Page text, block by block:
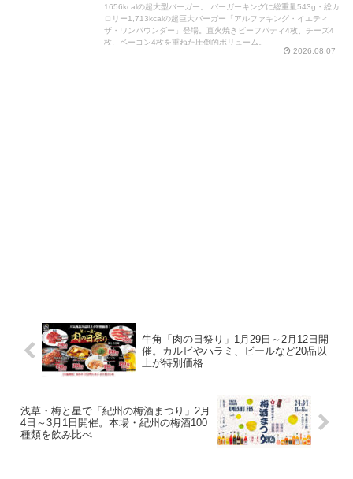
1656kcalの超大型バーガー。 バーガーキングに総重量543g・総カ
ロリー1,713kcalの超巨大バーガー「アルファキング・イエティ
ザ・ワンパウンダー」登場。直火焼きビーフパティ4枚、チーズ4
枚、ベーコン4枚を重ねた圧倒的ボリューム。
2026.08.07
牛角「肉の日祭り」1月29日～2月12日開
催。カルビやハラミ、ビールなど20品以
上が特別価格
浅草・梅と星で「紀州の梅酒まつり」2月
4日～3月1日開催。本場・紀州の梅酒100
種類を飲み比べ